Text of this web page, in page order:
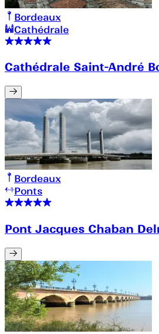
Bordeaux
Cathédrale
Cathédrale Saint-André
Bordeaux
Ponts
Pont Jacques Chaban